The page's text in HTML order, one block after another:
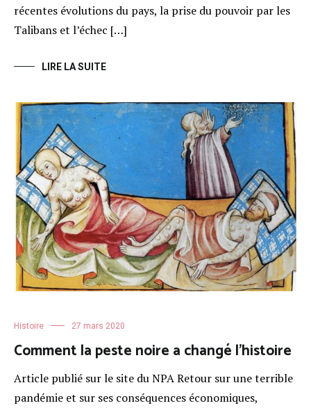
récentes évolutions du pays, la prise du pouvoir par les
Talibans et l’échec […]
LIRE LA SUITE
Histoire 27 mars 2020
Comment la peste noire a changé l’histoire
Article publié sur le site du NPA Retour sur une terrible
pandémie et sur ses conséquences économiques,